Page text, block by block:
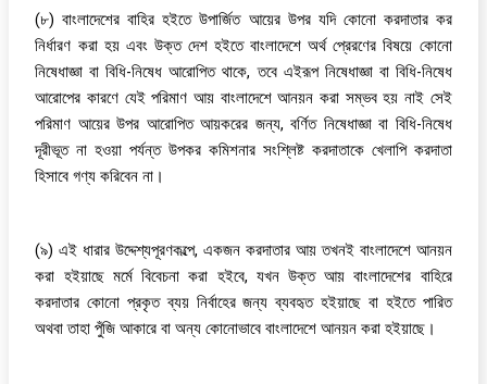
(৮) বাংলাদেশের বাহির হইতে উপার্জিত আয়ের উপর যদি কোনো করদাতার কর
নির্ধারণ করা হয় এবং উক্ত দেশ হইতে বাংলাদেশে অর্থ প্রেরণের বিষয়ে কোনো
নিষেধাজ্ঞা বা বিধি-নিষেধ আরোপিত থাকে, তবে এইরূপ নিষেধাজ্ঞা বা বিধি-নিষেধ
আরোপের কারণে যেই পরিমাণ আয় বাংলাদেশে আনয়ন করা সম্ভব হয় নাই সেই
পরিমাণ আয়ের উপর আরোপিত আয়করের জন্য, বর্ণিত নিষেধাজ্ঞা বা বিধি-নিষেধ
দূরীভূত না হওয়া পর্যন্ত উপকর কমিশনার সংশ্লিষ্ট করদাতাকে খেলাপি করদাতা
হিসাবে গণ্য করিবেন না।
(৯) এই ধারার উদ্দেশ্যপূরণকল্পে, একজন করদাতার আয় তখনই বাংলাদেশে আনয়ন
করা হইয়াছে মর্মে বিবেচনা করা হইবে, যখন উক্ত আয় বাংলাদেশের বাহিরে
করদাতার কোনো প্রকৃত ব্যয় নির্বাহের জন্য ব্যবহৃত হইয়াছে বা হইতে পারিত
অথবা তাহা পুঁজি আকারে বা অন্য কোনোভাবে বাংলাদেশে আনয়ন করা হইয়াছে।